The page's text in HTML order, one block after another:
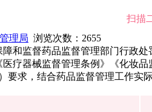
扫描
理局 浏览次数： 2655
和监督药品监督管理部门行政
疗器械监督管理条例》《化妆
求，结合药品监督管理工作实